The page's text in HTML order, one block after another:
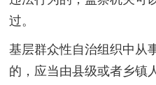
过。
基层群众性自治组织中从
的，应当由县级或者乡镇